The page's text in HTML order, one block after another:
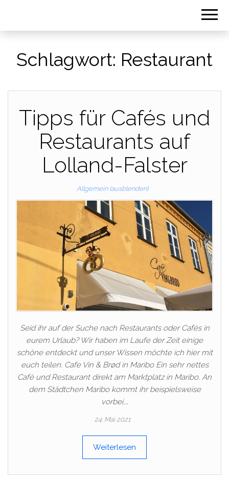
Schlagwort: Restaurant
Tipps für Cafés und
Restaurants auf
Lolland-Falster
Allgemein (ausblenden)
Seid ihr auf der Suche nach Restaurants oder Cafés in
eurem Urlaub? Wir haben im Laufe der Zeit einige
schöne entdeckt und unser Wissen möchte ich hier mit
euch teilen. Cafe Vin & Brød in Maribo Ein sehr nettes
Café und Restaurant direkt am Marktplatz in Maribo. An
dem Städtchen Maribo kommt ihr beispielsweise
vorbei,…
24. Mai 2021
Weiterlesen